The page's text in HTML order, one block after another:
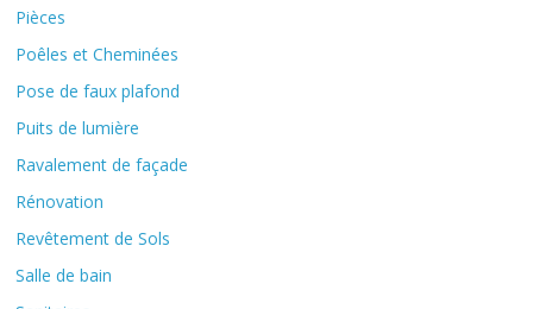
Pièces
Poêles et Cheminées
Pose de faux plafond
Puits de lumière
Ravalement de façade
Rénovation
Revêtement de Sols
Salle de bain